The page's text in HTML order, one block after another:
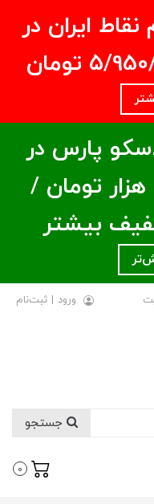
نقاط ایران در
پارس در
خریدهای بالای ۶00 هزار تومان /
بیشتر
ورود | ثبت‌نام
0